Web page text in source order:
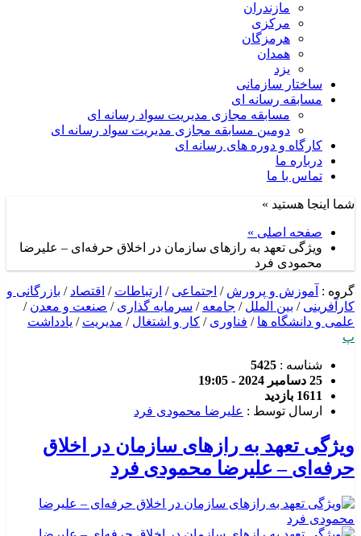
مازندران
مرکزی
هرمزگان
همدان
یزد
ساختار سازمانی
مسابقه رسانه ای
مسابقه مجازی مدیریت سواد رسانه ای
دومین مسابقه مجازی مدیریت سواد رسانه ای
کارگاه و دوره های رسانه ای
درباره ما
تماس با ما
شما اینجا هستید »
صفحه اصلی »
ویژگی تعهد به رازهای سازمان در اخلاق حرفه‌ای – علیرضا
محمودی فرد
گروه : آموزش و پرورش / اجتماعی / ارتباطات / اقتصاد / بازرگانی و
کارآفرینی / بین الملل / جامعه / سرمایه گذاری / صنعت و معدن /
علمی و دانشگاه ها / فناوری / کار و اشتغال / مدیریت / یادداشت
پ
شناسه : 5425
25 دسامبر 2024 - 19:05
1611 بازدید
ارسال توسط : علیرضا محمودی فرد
ویژگی تعهد به رازهای سازمان در اخلاق
حرفه‌ای – علیرضا محمودی فرد